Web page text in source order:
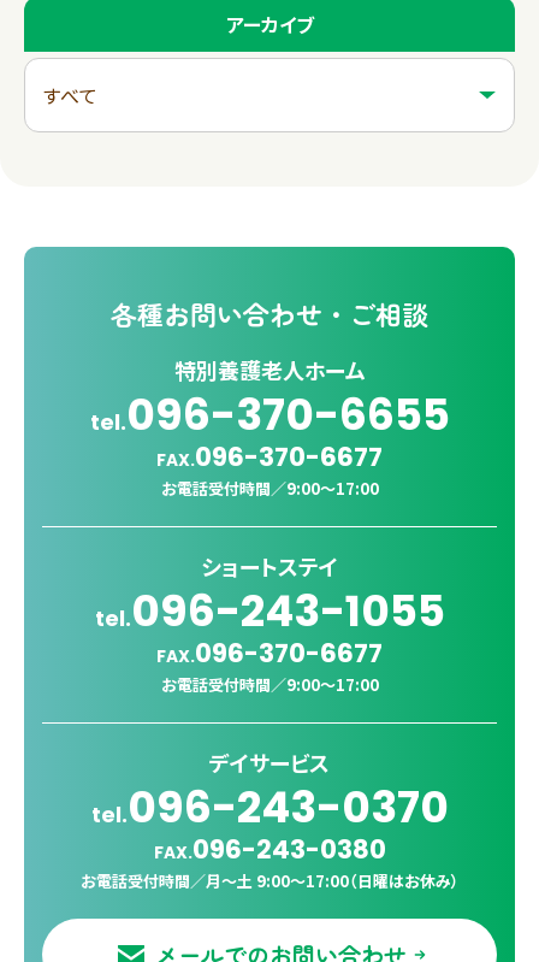
アーカイブ
各種お問い合わせ・ご相談
特別養護老人ホーム
tel.096-370-6655
FAX.096-370-6677
お電話受付時間／9:00〜17:00
ショートステイ
tel.096-243-1055
FAX.096-370-6677
お電話受付時間／9:00〜17:00
デイサービス
tel.096-243-0370
FAX.096-243-0380
お電話受付時間／月〜土 9:00〜17:00（日曜はお休み）
メールでのお問い合わせ